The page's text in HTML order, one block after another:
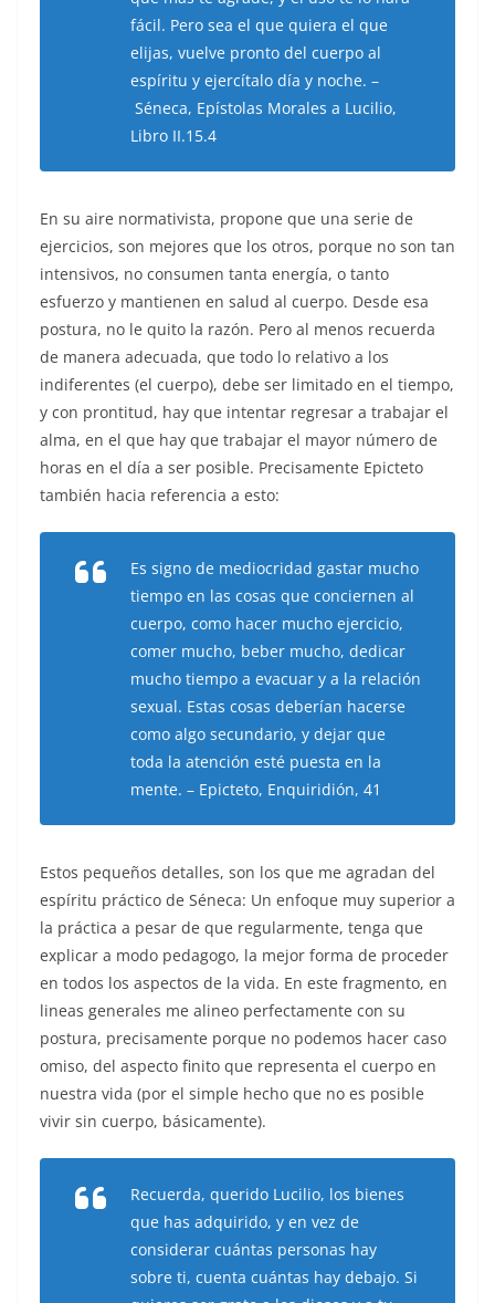
fácil. Pero sea el que quiera el que
elijas, vuelve pronto del cuerpo al
espíritu y ejercítalo día y noche. –
Séneca, Epístolas Morales a Lucilio,
Libro II.15.4
En su aire normativista, propone que una serie de
ejercicios, son mejores que los otros, porque no son tan
intensivos, no consumen tanta energía, o tanto
esfuerzo y mantienen en salud al cuerpo. Desde esa
postura, no le quito la razón. Pero al menos recuerda
de manera adecuada, que todo lo relativo a los
indiferentes (el cuerpo), debe ser limitado en el tiempo,
y con prontitud, hay que intentar regresar a trabajar el
alma, en el que hay que trabajar el mayor número de
horas en el día a ser posible. Precisamente Epicteto
también hacia referencia a esto:
Es signo de mediocridad gastar mucho
tiempo en las cosas que conciernen al
cuerpo, como hacer mucho ejercicio,
comer mucho, beber mucho, dedicar
mucho tiempo a evacuar y a la relación
sexual. Estas cosas deberían hacerse
como algo secundario, y dejar que
toda la atención esté puesta en la
mente. – Epicteto, Enquiridión, 41
Estos pequeños detalles, son los que me agradan del
espíritu práctico de Séneca: Un enfoque muy superior a
la práctica a pesar de que regularmente, tenga que
explicar a modo pedagogo, la mejor forma de proceder
en todos los aspectos de la vida. En este fragmento, en
lineas generales me alineo perfectamente con su
postura, precisamente porque no podemos hacer caso
omiso, del aspecto finito que representa el cuerpo en
nuestra vida (por el simple hecho que no es posible
vivir sin cuerpo, básicamente).
Recuerda, querido Lucilio, los bienes
que has adquirido, y en vez de
considerar cuántas personas hay
sobre ti, cuenta cuántas hay debajo. Si